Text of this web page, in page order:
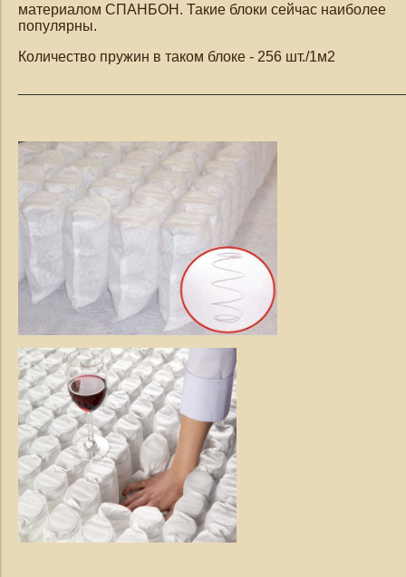
материалом СПАНБОН. Такие блоки сейчас наиболее
популярны.
Количество пружин в таком блоке - 256 шт./1м2